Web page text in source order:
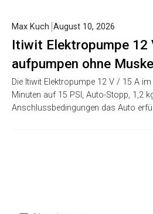
Itiwit Elektropumpe 12
aufpumpen ohne
Max Kuch August 10, 2026
Die Itiwit Elektropumpe 12 V / 15 A
Minuten auf 15 PSI, Auto-Stopp, 1,2
Anschlussbedingungen das Auto